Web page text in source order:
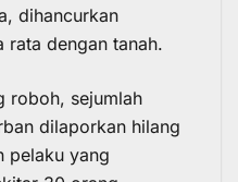
dihancurkan
rata dengan tanah.
roboh, sejumlah
dilaporkan hilang
pelaku yang